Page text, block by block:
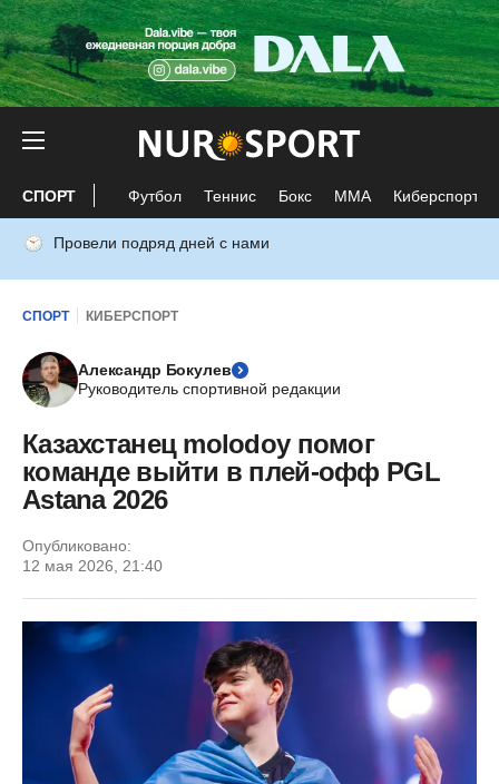
СПОРТ Футбол Теннис Бокс ММА Киберспорт
Провели подряд дней с нами
СПОРТ КИБЕРСПОРТ
Александр Бокулев
Руководитель спортивной редакции
Казахстанец molodoy помог
команде выйти в плей-офф PGL
Astana 2026
Опубликовано:
12 мая 2026, 21:40